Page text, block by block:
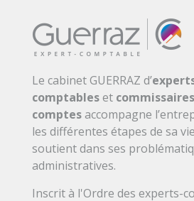
Le cabinet GUERRAZ d’
comptableset
comptesaccompagne
les différentes étapes de sa
soutient dans ses
administratives.
Inscrit à l'Ordre des experts-